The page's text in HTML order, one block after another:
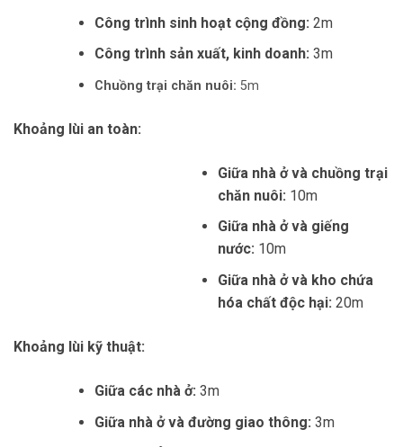
Công trình sinh hoạt cộng đồng: 2m
Công trình sản xuất, kinh doanh: 3m
Chuồng trại chăn nuôi: 5m
Khoảng lùi an toàn:
Giữa nhà ở và chuồng trại
chăn nuôi: 10m
Giữa nhà ở và giếng
nước: 10m
Giữa nhà ở và kho chứa
hóa chất độc hại: 20m
Khoảng lùi kỹ thuật:
Giữa các nhà ở: 3m
Giữa nhà ở và đường giao thông: 3m